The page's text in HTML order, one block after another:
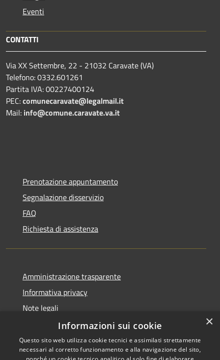
Eventi
CONTATTI
Via XX Settembre, 22 - 21032 Caravate (VA)
Telefono: 0332.601261
Partita IVA: 00227400124
PEC:comunecaravate@legalmail.it
Mail: info@comune.caravate.va.it
Prenotazione appuntamento
Segnalazione disservizio
FAQ
Richiesta di assistenza
Amministrazione trasparente
Informativa privacy
Note legali
Dichiarazione di accessibilità
×
Informazioni sui cookie
Questo sito web utilizza cookie tecnici e assimilati strettamente
necessari al corretto funzionamento e alla navigazione del sito,